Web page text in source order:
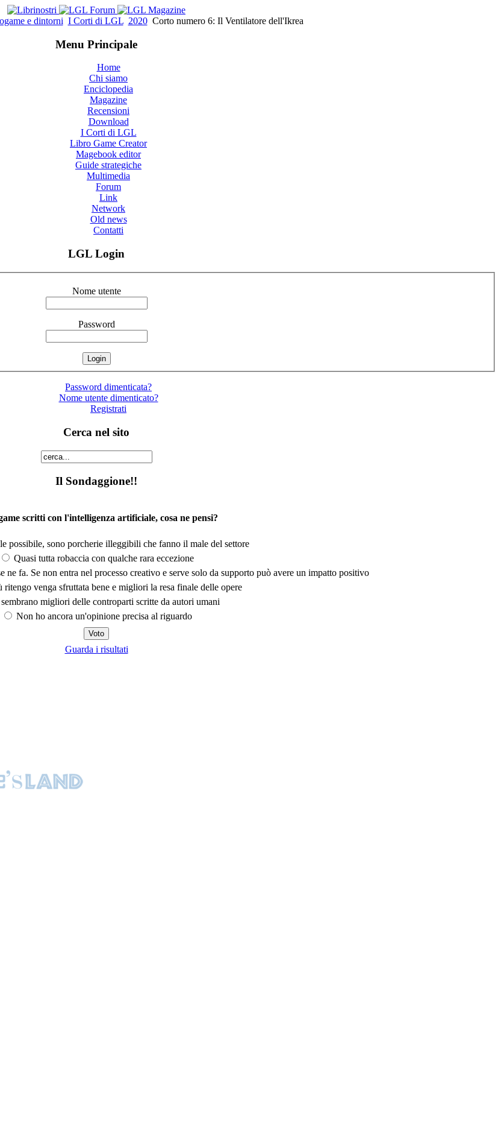
e dintorni I Corti di LGL 2020 Corto numero 6: Il Ventilatore dell'Ikrea
Menu Principale
Home
Chi siamo
Enciclopedia
Magazine
Recensioni
Download
I Corti di LGL
Libro Game Creator
Magebook editor
Guide strategiche
Multimedia
Forum
Link
Network
Old news
Contatti
LGL Login
Nome utente
Password
Password dimenticata?
Nome utente dimenticato?
Registrati
Cerca nel sito
Il Sondaggione!!
scritti con l'intelligenza artificiale, cosa ne pensi?
possibile, sono porcherie illeggibili che fanno il male del settore
Quasi tutta robaccia con qualche rara eccezione
ne fa. Se non entra nel processo creativo e serve solo da supporto può avere un impatto positivo
ritengo venga sfruttata bene e migliori la resa finale delle opere
migliori delle controparti scritte da autori umani
Non ho ancora un'opinione precisa al riguardo
Guarda i risultati